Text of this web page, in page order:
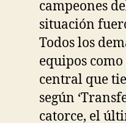
campeones
situación
Todos los
equipos
central que
según
catorce, el